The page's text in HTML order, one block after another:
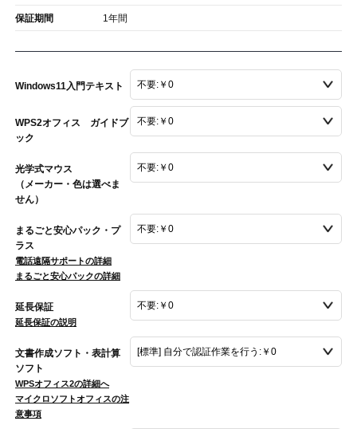
保証期間 1年間
Windows11入門テキスト
WPS2オフィス ガイドブ
ック
光学式マウス
（メーカー・色は選べま
せん）
まるごと安心パック・プ
ラス
電話遠隔サポートの詳細
まるごと安心パックの詳細
延長保証
延長保証の説明
文書作成ソフト・表計算
ソフト
WPSオフィス2の詳細へ
マイクロソフトオフィスの注
意事項